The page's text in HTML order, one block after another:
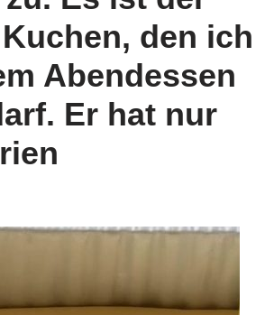
den ich
Abendessen
Er hat nur